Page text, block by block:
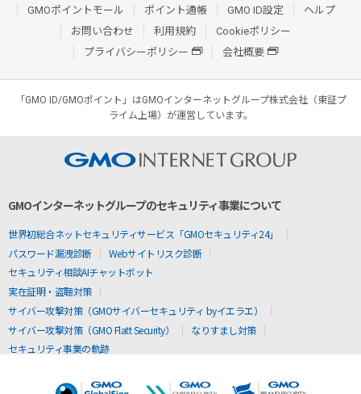
GMOポイントモール
ポイント通帳 GMO ID設定
ヘルプ
お問い合わせ
利用規約
Cookieポリシー
プライバシーポリシー
会社概要
「GMO ID/GMOポイント」はGMOインターネットグループ株式会社（東証プ
ライム上場）が運営しています。
GMOインターネットグループのセキュリティ事業について
世界初総合ネットセキュリティサービス「GMOセキュリティ24」
パスワード漏洩診断
Webサイトリスク診断
セキュリティ相談AIチャットボット
実在証明・盗聴対策
サイバー攻撃対策（GMOサイバーセキュリティ byイエラエ）
サイバー攻撃対策（GMO Flatt Security）
なりすまし対策
セキュリティ事業の軌跡